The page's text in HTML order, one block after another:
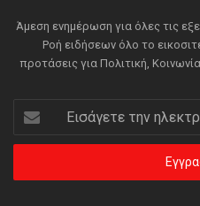
Άμεση ενημέρωση για όλες τις
Ροή ειδήσεων όλο το
προτάσεις για Πολιτική,
την
ηλεκτρονική
διεύθυνση